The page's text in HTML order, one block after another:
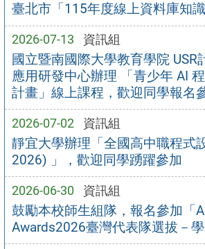
臺北市「115年度線上資料庫知識
2026-07-13 資訊組
國立暨南國際大學教育學院 USR
應用研發中心辦理 「青少年 AI
計畫」線上課程，歡迎同學報名
2026-07-02 資訊組
靜宜大學辦理「全國高中職程式
2026) 」，歡迎同學踴躍參加
2026-06-30 資訊組
鼓勵本校師生組隊，報名參加「
Awards2026臺灣代表隊選拔－學